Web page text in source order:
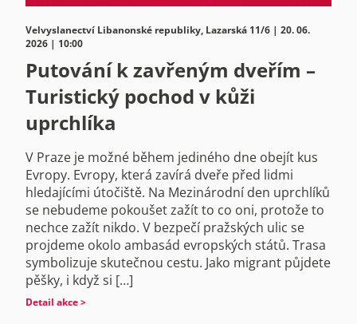
Velvyslanectví Libanonské republiky, Lazarská 11/6 | 20. 06.
2026 | 10:00
Putování k zavřeným dveřím –
Turistický pochod v kůži
uprchlíka
V Praze je možné během jediného dne obejít kus
Evropy. Evropy, která zavírá dveře před lidmi
hledajícími útočiště. Na Mezinárodní den uprchlíků
se nebudeme pokoušet zažít to co oni, protože to
nechce zažít nikdo. V bezpečí pražských ulic se
projdeme okolo ambasád evropských států. Trasa
symbolizuje skutečnou cestu. Jako migrant půjdete
pěšky, i když si […]
Detail akce >